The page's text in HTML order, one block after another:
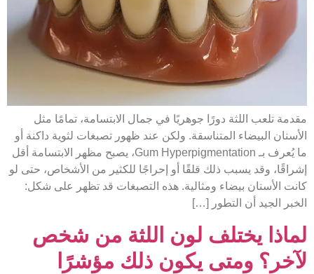
مقدمة تلعب اللثة دورًا جوهريًا في جمال الابتسامة، تمامًا مثل
الأسنان البيضاء المتناسقة. ولكن عند ظهور تصبغات لثوية داكنة أو
ما يُعرف بـ Gum Hyperpigmentation، يصبح مظهر الابتسامة أقل
إشراقًا، وقد يسبب ذلك قلقًا أو إحراجًا للكثير من الأشخاص، حتى لو
كانت الأسنان بيضاء ومثالية. هذه التصبغات قد تظهر على شكل:
الخبر الجيد أن التطور […]
لماذا يختلف لون اللثة من شخص
لآخر؟ ومتى يكون ذلك مؤشرًا